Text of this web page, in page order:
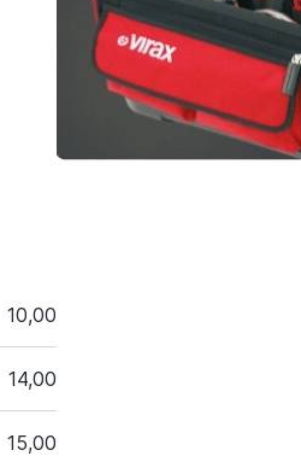
10,00
14,00
15,00